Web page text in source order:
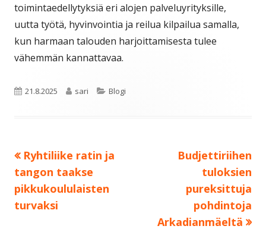
toimintaedellytyksiä eri alojen palveluyrityksille,
uutta työtä, hyvinvointia ja reilua kilpailua samalla,
kun harmaan talouden harjoittamisesta tulee
vähemmän kannattavaa.
Julkaistu
21.8.2025 Kirjoittaja
sari Kategoriat
Blogi
Artikkelien
selaus
Edellinen:
Ryhtiliike ratin ja
tangon taakse
pikkukoululaisten
turvaksi
Seuraava:
Budjettiriihen
tuloksien
pureksittuja
pohdintoja
Arkadianmäeltä